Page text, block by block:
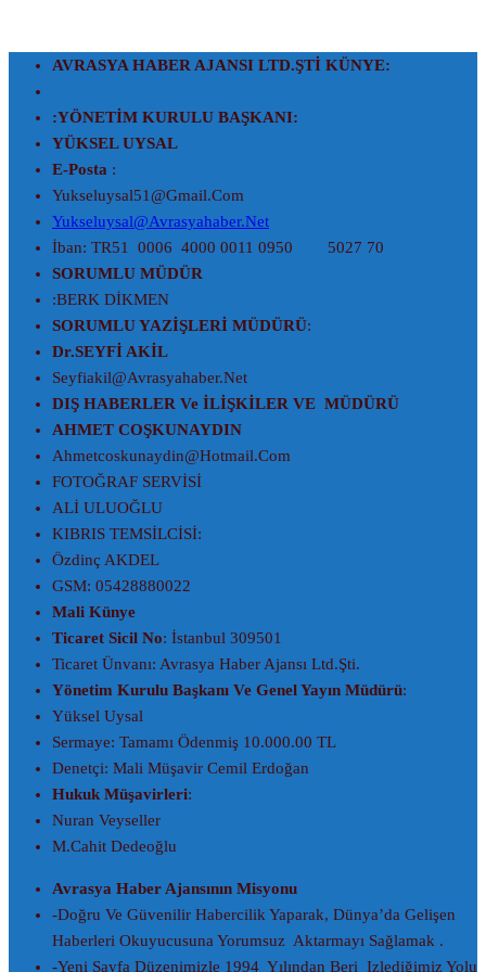
AVRASYA HABER AJANSI LTD.ŞTİ KÜNYE:
:YÖNETİM KURULU BAŞKANI:
YÜKSEL UYSAL
E-Posta :
Yukseluysal51@gmail.com
Yukseluysal@avrasyahaber.net
İban: TR51 0006 4000 0011 0950 5027 70
SORUMLU MÜDÜR
:BERK DİKMEN
SORUMLU YAZİŞLERİ MÜDÜRÜ:
Dr.SEYFİ AKİL
Seyfiakil@avrasyahaber.net
DIŞ HABERLER Ve İLİŞKİLER VE MÜDÜRÜ
AHMET COŞKUNAYDIN
Ahmetcoskunaydin@hotmail.com
FOTOĞRAF SERVİSİ
ALİ ULUOĞLU
KIBRIS TEMSİLCİSİ:
Özdinç AKDEL
GSM: 05428880022
Mali Künye
Ticaret Sicil No: İstanbul 309501
Ticaret Ünvanı: Avrasya Haber Ajansı Ltd.Şti.
Yönetim Kurulu Başkanı Ve Genel Yayın Müdürü:
Yüksel Uysal
Sermaye: Tamamı Ödenmiş 10.000.00 TL
Denetçi: Mali Müşavir Cemil Erdoğan
Hukuk Müşavirleri:
Nuran Veyseller
M.Cahit Dedeoğlu
Avrasya Haber Ajansının Misyonu
-Doğru Ve Güvenilir Habercilik Yaparak, Dünya’da Gelişen
Haberleri Okuyucusuna Yorumsuz Aktarmayı Sağlamak .
-Yeni Sayfa Düzenimizle 1994 Yılından Beri Izlediğimiz Yolu